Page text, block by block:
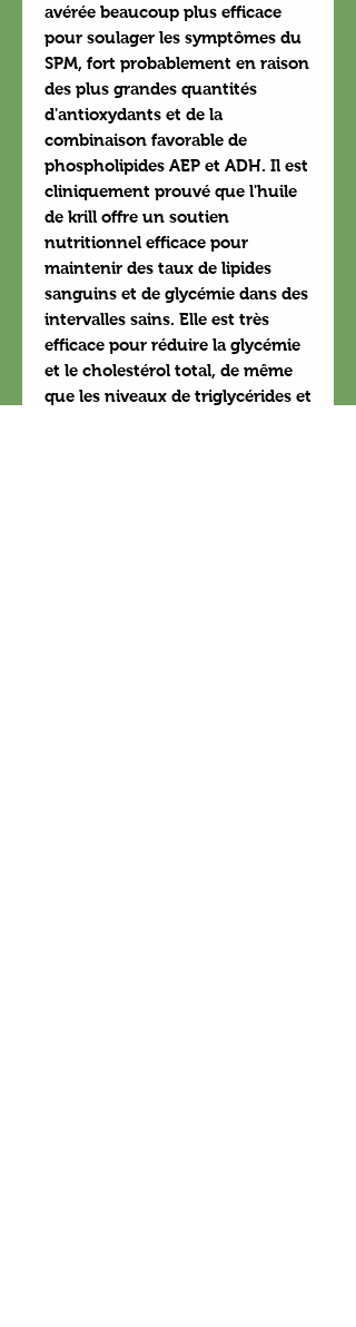
avérée beaucoup plus efficace
pour soulager les symptômes du
SPM, fort probablement en raison
des plus grandes quantités
d'antioxydants et de la
combinaison favorable de
phospholipides AEP et ADH. Il est
cliniquement prouvé que l'huile
de krill offre un soutien
nutritionnel efficace pour
maintenir des taux de lipides
sanguins et de glycémie dans des
intervalles sains. Elle est très
efficace pour réduire la glycémie
et le cholestérol total, de même
que les niveaux de triglycérides et